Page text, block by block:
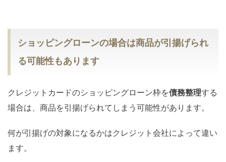
ショッピングローンの場合は商品が引揚げられ
る可能性もあります
クレジットカードのショッピングローン枠を債務整理する
場合は、商品を引揚げられてしまう可能性があります。
何が引揚げの対象になるかはクレジット会社によって違い
ます。